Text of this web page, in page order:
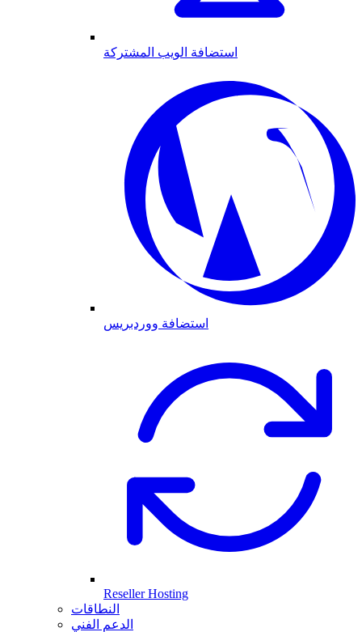
استضافة الويب المشتركة
استضافة ووردبريس
Reseller Hosting
النطاقات
الدعم الفني